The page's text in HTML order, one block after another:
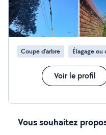
Coupe d'arbre Élagage ou
Voir le profil
Vous souhaitez